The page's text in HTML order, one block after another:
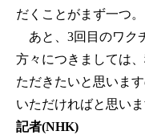
だくことがまず一つ。
あと、3回目のワク
方々につきましては
ただきたいと思いま
いただければと思いま
記者(NHK)